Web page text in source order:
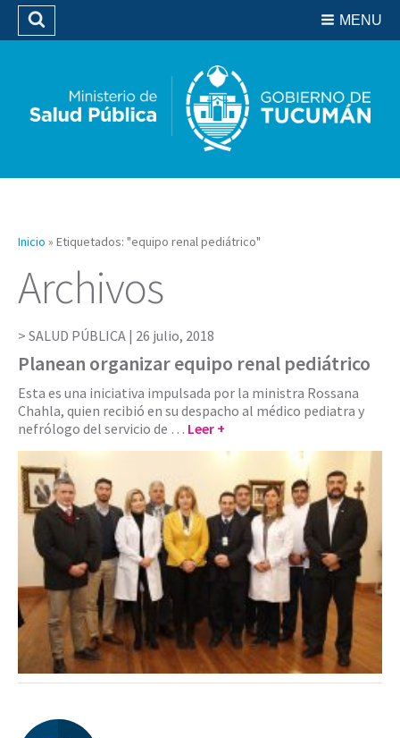
Biblioteca
MENU
Buscar
Inicio » Etiquetados: "equipo renal pediátrico"
Archivos
SALUD PÚBLICA | 26 julio, 2018
Planean organizar equipo renal pediátrico
Esta es una iniciativa impulsada por la ministra Rossana
Chahla, quien recibió en su despacho al médico pediatra y
nefrólogo del servicio de … Leer +